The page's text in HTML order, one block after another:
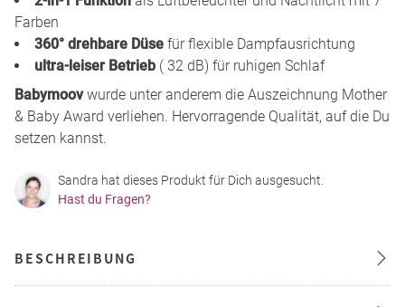
Farben
360° drehbare Düse für flexible Dampfausrichtung
ultra-leiser Betrieb ( 32 dB) für ruhigen Schlaf
Babymoovwurde unter anderem die Auszeichnung Mother
& Baby Award verliehen. Hervorragende Qualität, auf die Du
setzen kannst.
Sandra hat dieses Produkt für Dich ausgesucht.
Hast du Fragen?
BESCHREIBUNG